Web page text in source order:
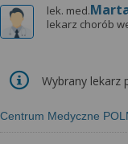
lek. med.
lekarz chorób
Centrum Medyczne
Wybrany lekarz